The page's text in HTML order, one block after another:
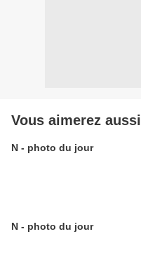
Vous aimerez aussi
N - photo du jour
N - photo du jour